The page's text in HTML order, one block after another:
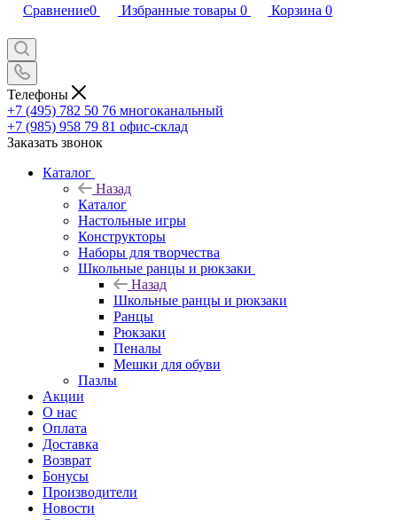
Сравнение0 Избранные товары 0 Корзина 0
Телефоны
+7 (495) 782 50 76 многоканальный
+7 (985) 958 79 81 офис-склад
Заказать звонок
Каталог
Назад
Каталог
Настольные игры
Конструкторы
Наборы для творчества
Школьные ранцы и рюкзаки
Назад
Школьные ранцы и рюкзаки
Ранцы
Рюкзаки
Пеналы
Мешки для обуви
Пазлы
Акции
О нас
Оплата
Доставка
Возврат
Бонусы
Производители
Новости